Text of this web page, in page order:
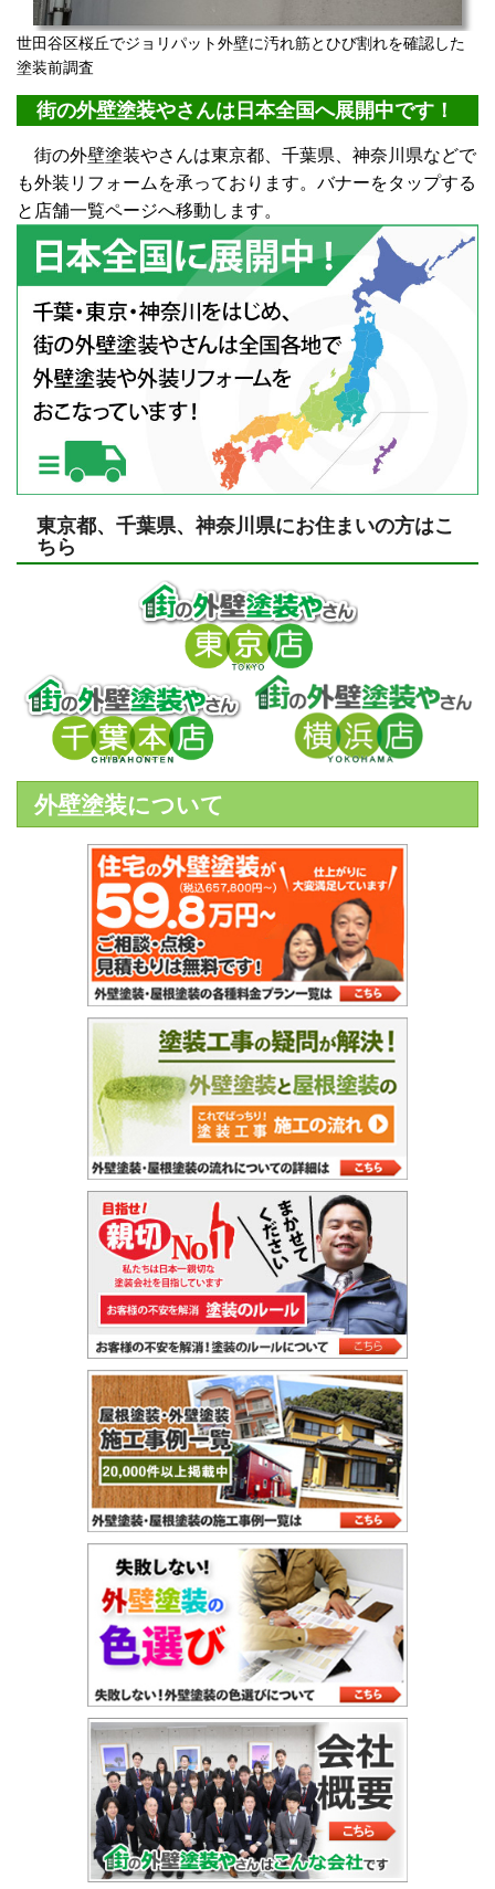
世田谷区桜丘でジョリパット外壁に汚れ筋とひび割れを確認した
塗装前調査
街の外壁塗装やさんは日本全国へ展開中です！
街の外壁塗装やさんは東京都、千葉県、神奈川県などで
も外装リフォームを承っております。バナーをタップする
と店舗一覧ページへ移動します。
東京都、千葉県、神奈川県にお住まいの方はこ
ちら
外壁塗装について